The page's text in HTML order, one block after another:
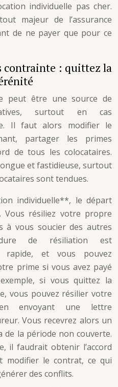
individuelle pas cher.
majeur de l’assurance
de ne payer que pour ce
contrainte : quittez la
peut être une source de
surtout en cas
Il faut alors modifier le
partager les primes
de tous les colocataires.
et fastidieuse, surtout
sont tendues.
individuelle**, le départ
Vous résiliez votre propre
à vous soucier des autres
de résiliation est
rapide, et vous pouvez
prime si vous avez payé
si vous quittez la
vous pouvez résilier votre
en envoyant une lettre
Vous recevrez alors un
la période non couverte.
il faudrait obtenir l’accord
modifier le contrat, ce qui
des conflits.